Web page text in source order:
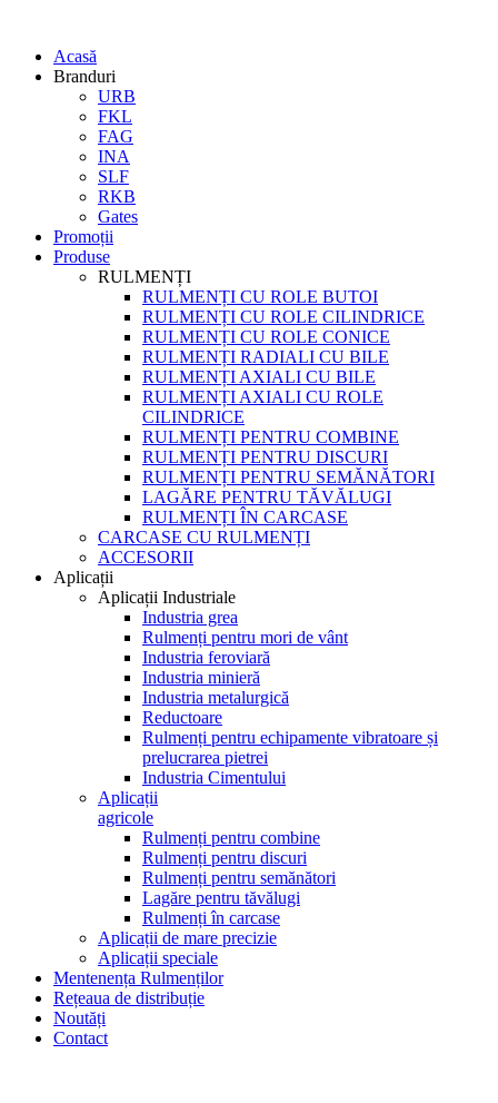
Acasă
Branduri
URB
FKL
FAG
INA
SLF
RKB
Gates
Promoții
Produse
RULMENȚI
RULMENȚI CU ROLE BUTOI
RULMENȚI CU ROLE CILINDRICE
RULMENȚI CU ROLE CONICE
RULMENȚI RADIALI CU BILE
RULMENȚI AXIALI CU BILE
RULMENȚI AXIALI CU ROLE
CILINDRICE
RULMENȚI PENTRU COMBINE
RULMENȚI PENTRU DISCURI
RULMENȚI PENTRU SEMĂNĂTORI
LAGĂRE PENTRU TĂVĂLUGI
RULMENȚI ÎN CARCASE
CARCASE CU RULMENȚI
ACCESORII
Aplicații
Aplicații Industriale
Industria grea
Rulmenți pentru mori de vânt
Industria feroviară
Industria minieră
Industria metalurgică
Reductoare
Rulmenți pentru echipamente vibratoare și
prelucrarea pietrei
Industria Cimentului
Aplicații
agricole
Rulmenți pentru combine
Rulmenți pentru discuri
Rulmenți pentru semănători
Lagăre pentru tăvălugi
Rulmenți în carcase
Aplicații de mare precizie
Aplicații speciale
Mentenența Rulmenților
Rețeaua de distribuție
Noutăți
Contact